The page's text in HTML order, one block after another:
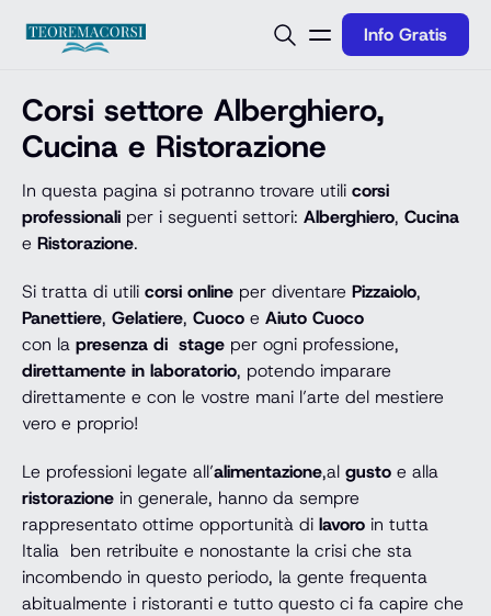
Info Gratis
Corsi settore Alberghiero,
Cucina e Ristorazione
In questa pagina si potranno trovare utili corsi
professionali per i seguenti settori: Alberghiero, Cucina
e Ristorazione.
Si tratta di utili corsi online per diventare Pizzaiolo,
Panettiere, Gelatiere, Cuoco e Aiuto Cuoco
con la presenza di stage per ogni professione,
direttamente in laboratorio, potendo imparare
direttamente e con le vostre mani l’arte del mestiere
vero e proprio!
Le professioni legate all’alimentazione,al gusto e alla
ristorazione in generale, hanno da sempre
rappresentato ottime opportunità di lavoro in tutta
Italia ben retribuite e nonostante la crisi che sta
incombendo in questo periodo, la gente frequenta
abitualmente i ristoranti e tutto questo ci fa capire che